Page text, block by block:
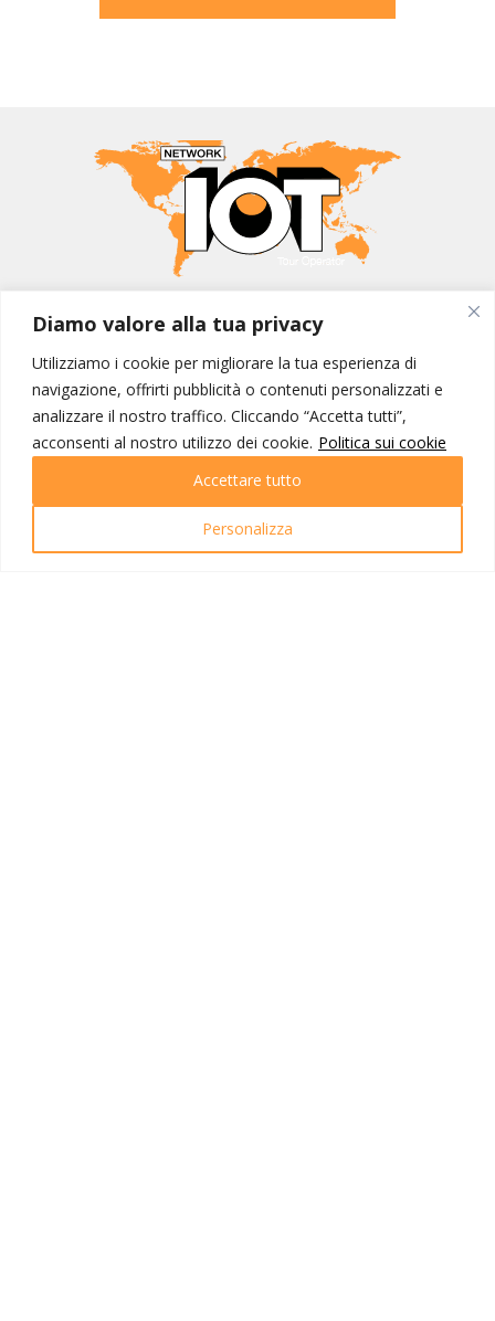
Diamo valore alla tua privacy
Utilizziamo i cookie per migliorare la tua esperienza di
navigazione, offrirti pubblicità o contenuti personalizzati e
analizzare il nostro traffico. Cliccando “Accetta tutti”,
acconsenti al nostro utilizzo dei cookie. Politica sui cookie
Personalizza
Accettare tutto
Corporate
Contatti
I NOSTRI PRODOTTI
Destinazioni
Partenze
Newsletter
Tutti i viaggi